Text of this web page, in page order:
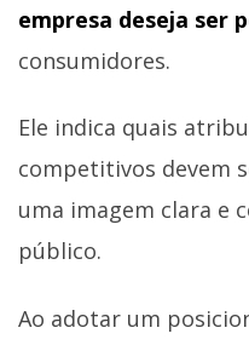
empresa deseja ser
consumidores.
Ele indica quais
competitivos devem
uma imagem clara e
público.
Ao adotar um